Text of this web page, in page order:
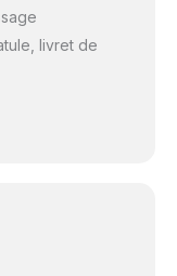
livret de